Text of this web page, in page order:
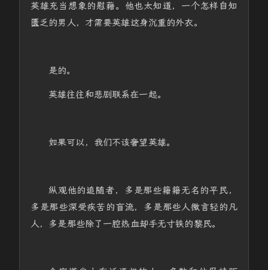
英雄充当想象的慰藉。他也太知道，一个怎样自知
匮乏的男人，才需要英雄这身沉重的外衣。
是的。
英雄往往和悲剧联系在一起。
如果可以，我们不该奢望英雄。
纵观他的追随者，多是那些籍籍无名的平民，
多是那些深受疾苦的盲流，多是那些人微言轻的凡
人，多是那些除了一腔热血却手无寸铁的黎民。